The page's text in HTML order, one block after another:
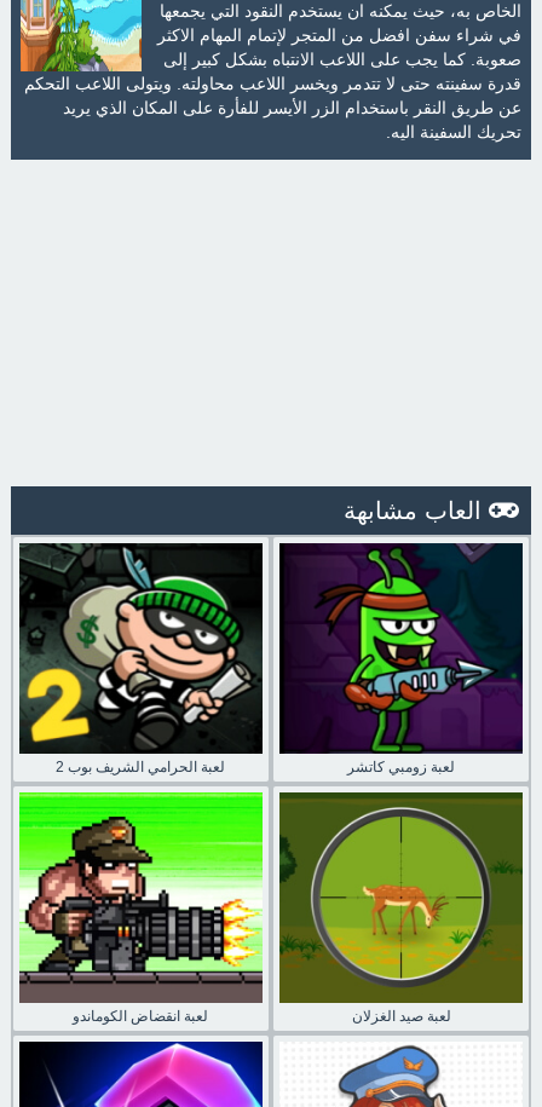
الخاص به، حيث يمكنه ان يستخدم النقود التي يجمعها
في شراء سفن افضل من المتجر لإتمام المهام الاكثر
صعوبة. كما يجب على اللاعب الانتباه بشكل كبير إلى
قدرة سفينته حتى لا تتدمر ويخسر اللاعب محاولته. ويتولى اللاعب التحكم
عن طريق النقر باستخدام الزر الأيسر للفأرة على المكان الذي يريد
تحريك السفينة اليه.
العاب مشابهة
لعبة الحرامي الشريف بوب 2 لعبة زومبي كاتشر
لعبة انقضاض الكوماندو لعبة صيد الغزلان